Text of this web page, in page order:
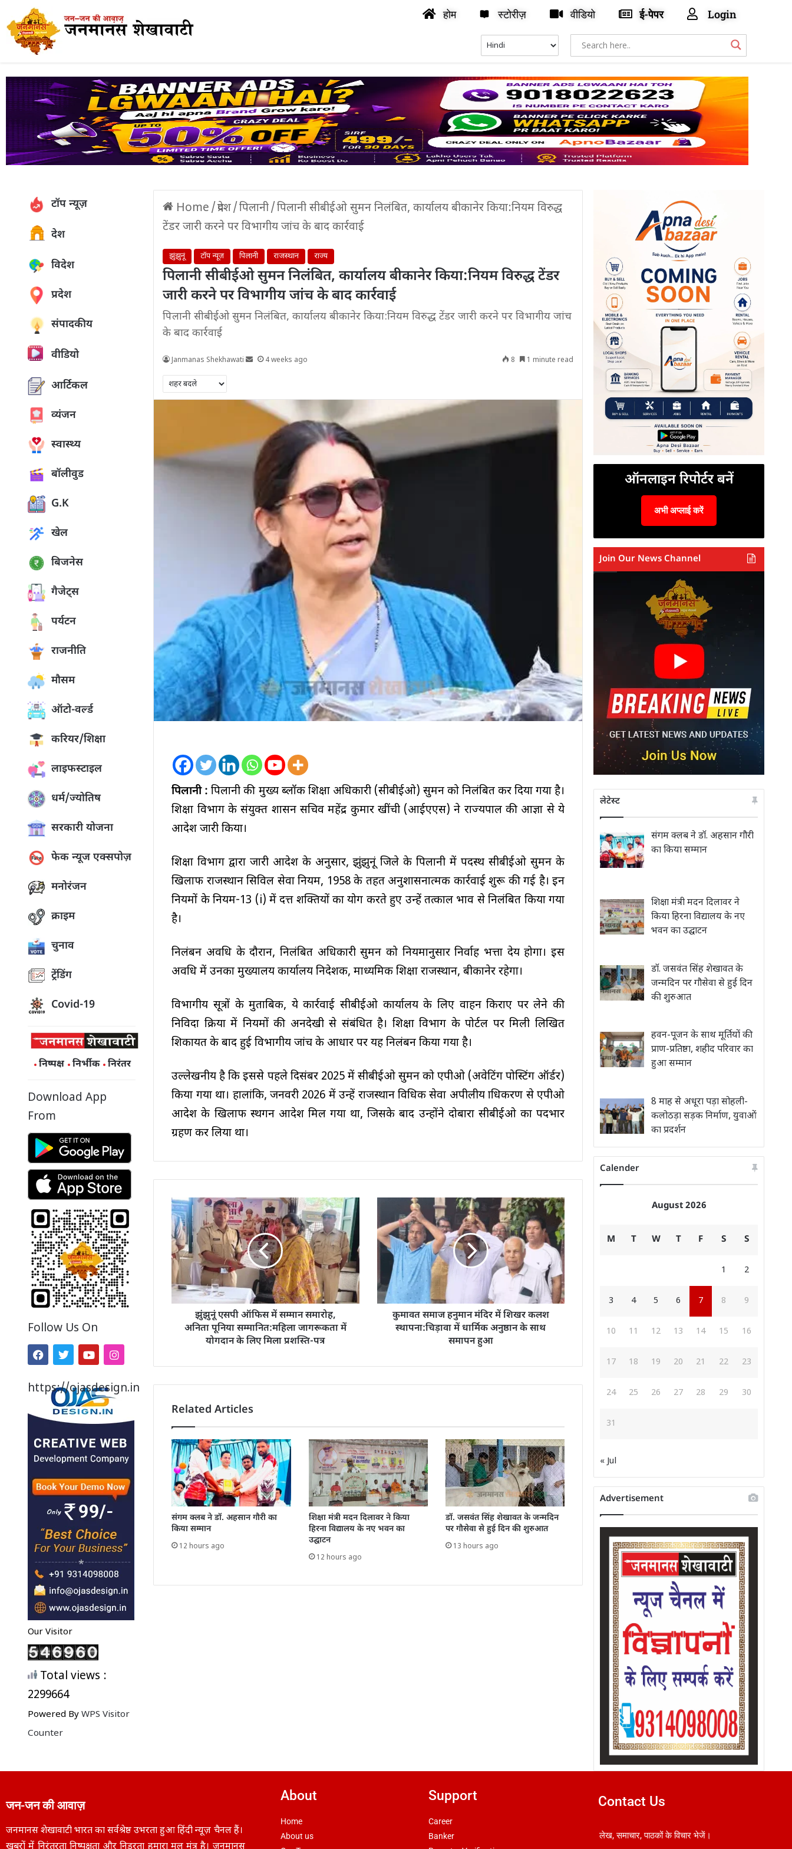
होम स्टोरीज़ वीडियो ई-पेपर Login
टॉप न्यूज़
देश
विदेश
प्रदेश
संपादकीय
वीडियो
आर्टिकल
व्यंजन
स्वास्थ्य
बॉलीवुड
G.K
खेल
बिजनेस
गैजेट्स
पर्यटन
राजनीति
मौसम
ऑटो-वर्ल्ड
करियर/शिक्षा
लाइफस्टाइल
धर्म/ज्योतिष
सरकारी योजना
फेक न्यूज एक्सपोज़
मनोरंजन
क्राइम
चुनाव
ट्रेंडिंग
Covid-19
निष्पक्ष निर्भीक निरंतर
Download App
From
Follow Us On
https://ojasdesign.in
Our Visitor
Total views :
2299664
Powered By WPS Visitor
Counter
Home /प्रदेश/पिलानी/पिलानी सीबीईओ सुमन निलंबित, कार्यालय बीकानेर किया:नियम विरुद्ध
टेंडर जारी करने पर विभागीय जांच के बाद कार्रवाई
झुंझुनूं टॉप न्यूज़ पिलानी राजस्थान राज्य
पिलानी सीबीईओ सुमन निलंबित, कार्यालय बीकानेर किया:नियम विरुद्ध टेंडर
जारी करने पर विभागीय जांच के बाद कार्रवाई
पिलानी सीबीईओ सुमन निलंबित, कार्यालय बीकानेर किया:नियम विरुद्ध टेंडर जारी करने पर विभागीय जांच
के बाद कार्रवाई
Janmanas Shekhawati 4 weeks ago 8 1 minute read
पिलानी : पिलानी की मुख्य ब्लॉक शिक्षा अधिकारी (सीबीईओ) सुमन को निलंबित कर दिया गया है।
शिक्षा विभाग के संयुक्त शासन सचिव महेंद्र कुमार खींची (आईएएस) ने राज्यपाल की आज्ञा से ये
आदेश जारी किया।
शिक्षा विभाग द्वारा जारी आदेश के अनुसार, झुंझुनूं जिले के पिलानी में पदस्थ सीबीईओ सुमन के
खिलाफ राजस्थान सिविल सेवा नियम, 1958 के तहत अनुशासनात्मक कार्रवाई शुरू की गई है। इन
नियमों के नियम-13 (i) में प्रदत्त शक्तियों का प्रयोग करते हुए उन्हें तत्काल प्रभाव से निलंबित किया गया
है।
निलंबन अवधि के दौरान, निलंबित अधिकारी सुमन को नियमानुसार निर्वाह भत्ता देय होगा। इस
अवधि में उनका मुख्यालय कार्यालय निदेशक, माध्यमिक शिक्षा राजस्थान, बीकानेर रहेगा।
विभागीय सूत्रों के मुताबिक, ये कार्रवाई सीबीईओ कार्यालय के लिए वाहन किराए पर लेने की
निविदा प्रक्रिया में नियमों की अनदेखी से संबंधित है। शिक्षा विभाग के पोर्टल पर मिली लिखित
शिकायत के बाद हुई विभागीय जांच के आधार पर यह निलंबन किया गया है।
उल्लेखनीय है कि इससे पहले दिसंबर 2025 में सीबीईओ सुमन को एपीओ (अवेटिंग पोस्टिंग ऑर्डर)
किया गया था। हालांकि, जनवरी 2026 में उन्हें राजस्थान विधिक सेवा अपीलीय प्राधिकरण से एपीओ
आदेश के खिलाफ स्थगन आदेश मिल गया था, जिसके बाद उन्होंने दोबारा सीबीईओ का पदभार
ग्रहण कर लिया था।
झुंझुनूं एसपी ऑफिस में सम्मान समारोह,
अनिता पूनिया सम्मानित:महिला जागरूकता में
योगदान के लिए मिला प्रशस्ति-पत्र
कुमावत समाज हनुमान मंदिर में शिखर कलश
स्थापना:चिड़ावा में धार्मिक अनुष्ठान के साथ
समापन हुआ
Related Articles
संगम क्लब ने डॉ. अहसान गौरी का
किया सम्मान
12 hours ago
शिक्षा मंत्री मदन दिलावर ने किया
हिरना विद्यालय के नए भवन का
उद्घाटन
12 hours ago
डॉ. जसवंत सिंह शेखावत के जन्मदिन
पर गौसेवा से हुई दिन की शुरुआत
13 hours ago
ऑनलाइन रिपोर्टर बनें
अभी अप्लाई करें
Join Our News Channel
लेटेस्ट
संगम क्लब ने डॉ. अहसान गौरी
का किया सम्मान
शिक्षा मंत्री मदन दिलावर ने
किया हिरना विद्यालय के नए
भवन का उद्घाटन
डॉ. जसवंत सिंह शेखावत के
जन्मदिन पर गौसेवा से हुई दिन
की शुरुआत
हवन-पूजन के साथ मूर्तियों की
प्राण-प्रतिष्ठा, शहीद परिवार का
हुआ सम्मान
8 माह से अधूरा पड़ा सोहली-
कलोठड़ा सड़क निर्माण, युवाओं
का प्रदर्शन
Calender
August 2026
M T W T F S S
1 2
3 4 5 6 7 8 9
10 11 12 13 14 15 16
17 18 19 20 21 22 23
24 25 26 27 28 29 30
31
« Jul
Advertisement
जन-जन की आवाज़
जनमानस शेखावाटी भारत का सर्वश्रेष्ठ उभरता हुआ हिंदी न्यूज़ चैनल हैं।
About
Home
About us
Support
Career
Banker
Contact Us
लेख, समाचार, पाठकों के विचार भेजें।